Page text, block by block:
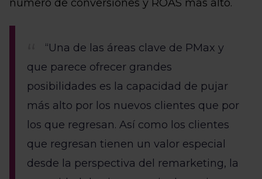
número de conversiones y ROAS más alto.
“Una de las áreas clave de PMax y
que parece ofrecer grandes
posibilidades es la capacidad de pujar
más alto por los nuevos clientes que por
los que regresan. Así como los clientes
que regresan tienen un valor especial
desde la perspectiva del remarketing, la